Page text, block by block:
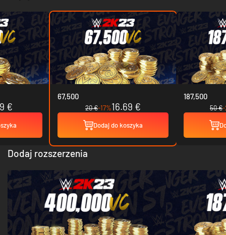
€
67,500
20 €-17%16.69 €
Dodaj do koszyka
187,500
50 €-
Dodaj rozszerzenia